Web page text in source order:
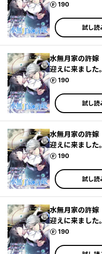
190
ポイント
試し読
水無月家の許
迎えに来ました
190
ポイント
試し読
水無月家の許
迎えに来ました
190
ポイント
試し読
水無月家の許
迎えに来ました
190
ポイント